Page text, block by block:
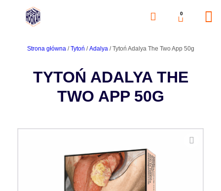
0
Strona główna/Tytoń /Adalya/ Tytoń Adalya The Two App 50g
TYTOŃ ADALYA THE
TWO APP 50G